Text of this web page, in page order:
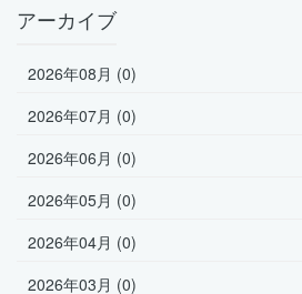
アーカイブ
2026年08月 (0)
2026年07月 (0)
2026年06月 (0)
2026年05月 (0)
2026年04月 (0)
2026年03月 (0)